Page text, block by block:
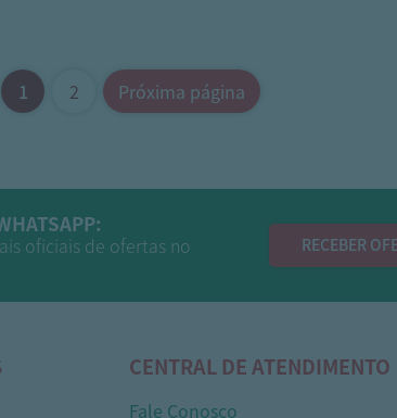
1 2 Próxima página
oficiais de ofertas no
RECEBER
CENTRAL DE ATENDIMENTO
Fale Conosco